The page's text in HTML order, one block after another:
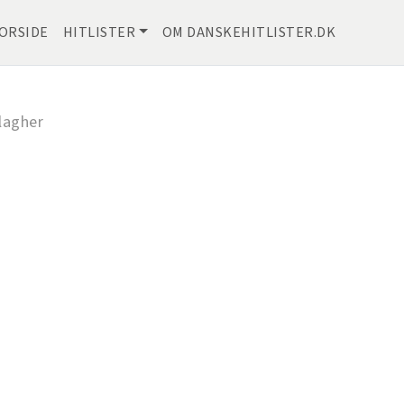
HITLISTER OM DANSKEHITLISTER.DK